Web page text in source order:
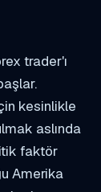
trader'ı
kesinlikle
aslında
faktör
Amerika